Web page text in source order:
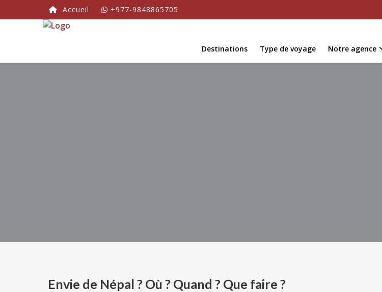
Accueil +977-9848865705
Destinations Type de voyage Notre agence
Envie de Népal ? Où ? Quand ? Que faire ?